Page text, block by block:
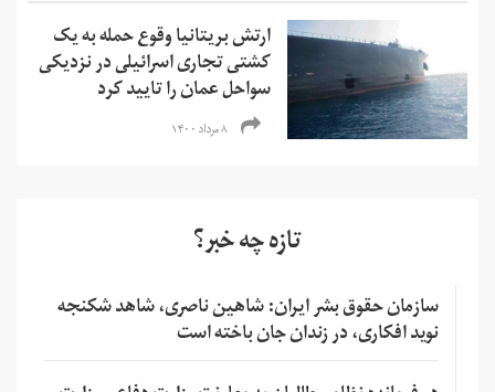
ارتش بریتانیا وقوع حمله به یک
کشتی تجاری اسرائیلی در نزدیکی
سواحل عمان را تایید کرد
۸ مرداد ۱۴۰۰
تازه چه خبر؟
سازمان حقوق بشر ایران: شاهین ناصری، شاهد شکنجه
نوید افکاری، در زندان جان باخته است